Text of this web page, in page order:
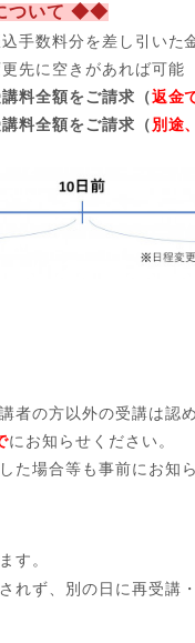
ついて ◆◆
数料分を差し引いた
に空きがあれば可能
料全額をご請求（返金
料全額をご請求（別途
者の方以外の受講は認
にお知らせください。
た場合等も事前にお知
す。
れず、別の日に再受講